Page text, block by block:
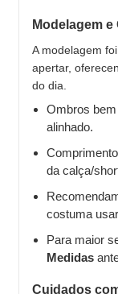
Modelagem
A modelagem
apertar,
do dia.
Ombros
alinhado.
da calça/
costuma
Para maior
Medidas
Cuidados